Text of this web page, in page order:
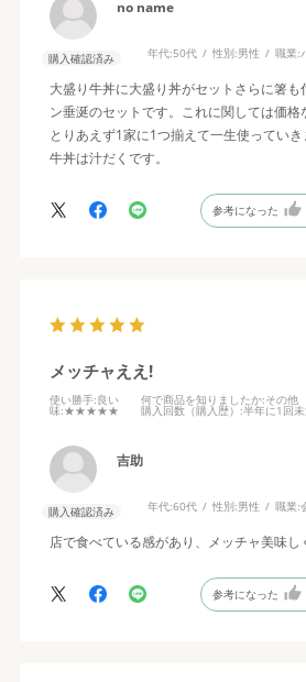
no name
購入確認済み 年代:50代 性別:男性 職業:
大盛り牛丼に大盛り丼がセットさらに箸
ン垂涎のセットです。これに関しては価格
とりあえず1家に1つ揃えて一生使ってい
牛丼は汁だくです。
参考になった
メッチャええ!
使い勝手:良い 何で商品を知りましたか:その他
味:★★★★★ 購入回数（購入歴） :半年に1回
吉助
購入確認済み 年代:60代 性別:男性 職業:
店で食べている感があり、メッチャ美味し
参考になった